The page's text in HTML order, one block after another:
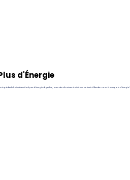
d'Énergie
ingrédients frais nécessitant peu d'énergie digestive, avec des vitamines et minéraux naturels. Attendez-vous à un regain d'énergie!